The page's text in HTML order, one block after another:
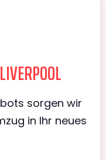
sorgen wir
in Ihr neues